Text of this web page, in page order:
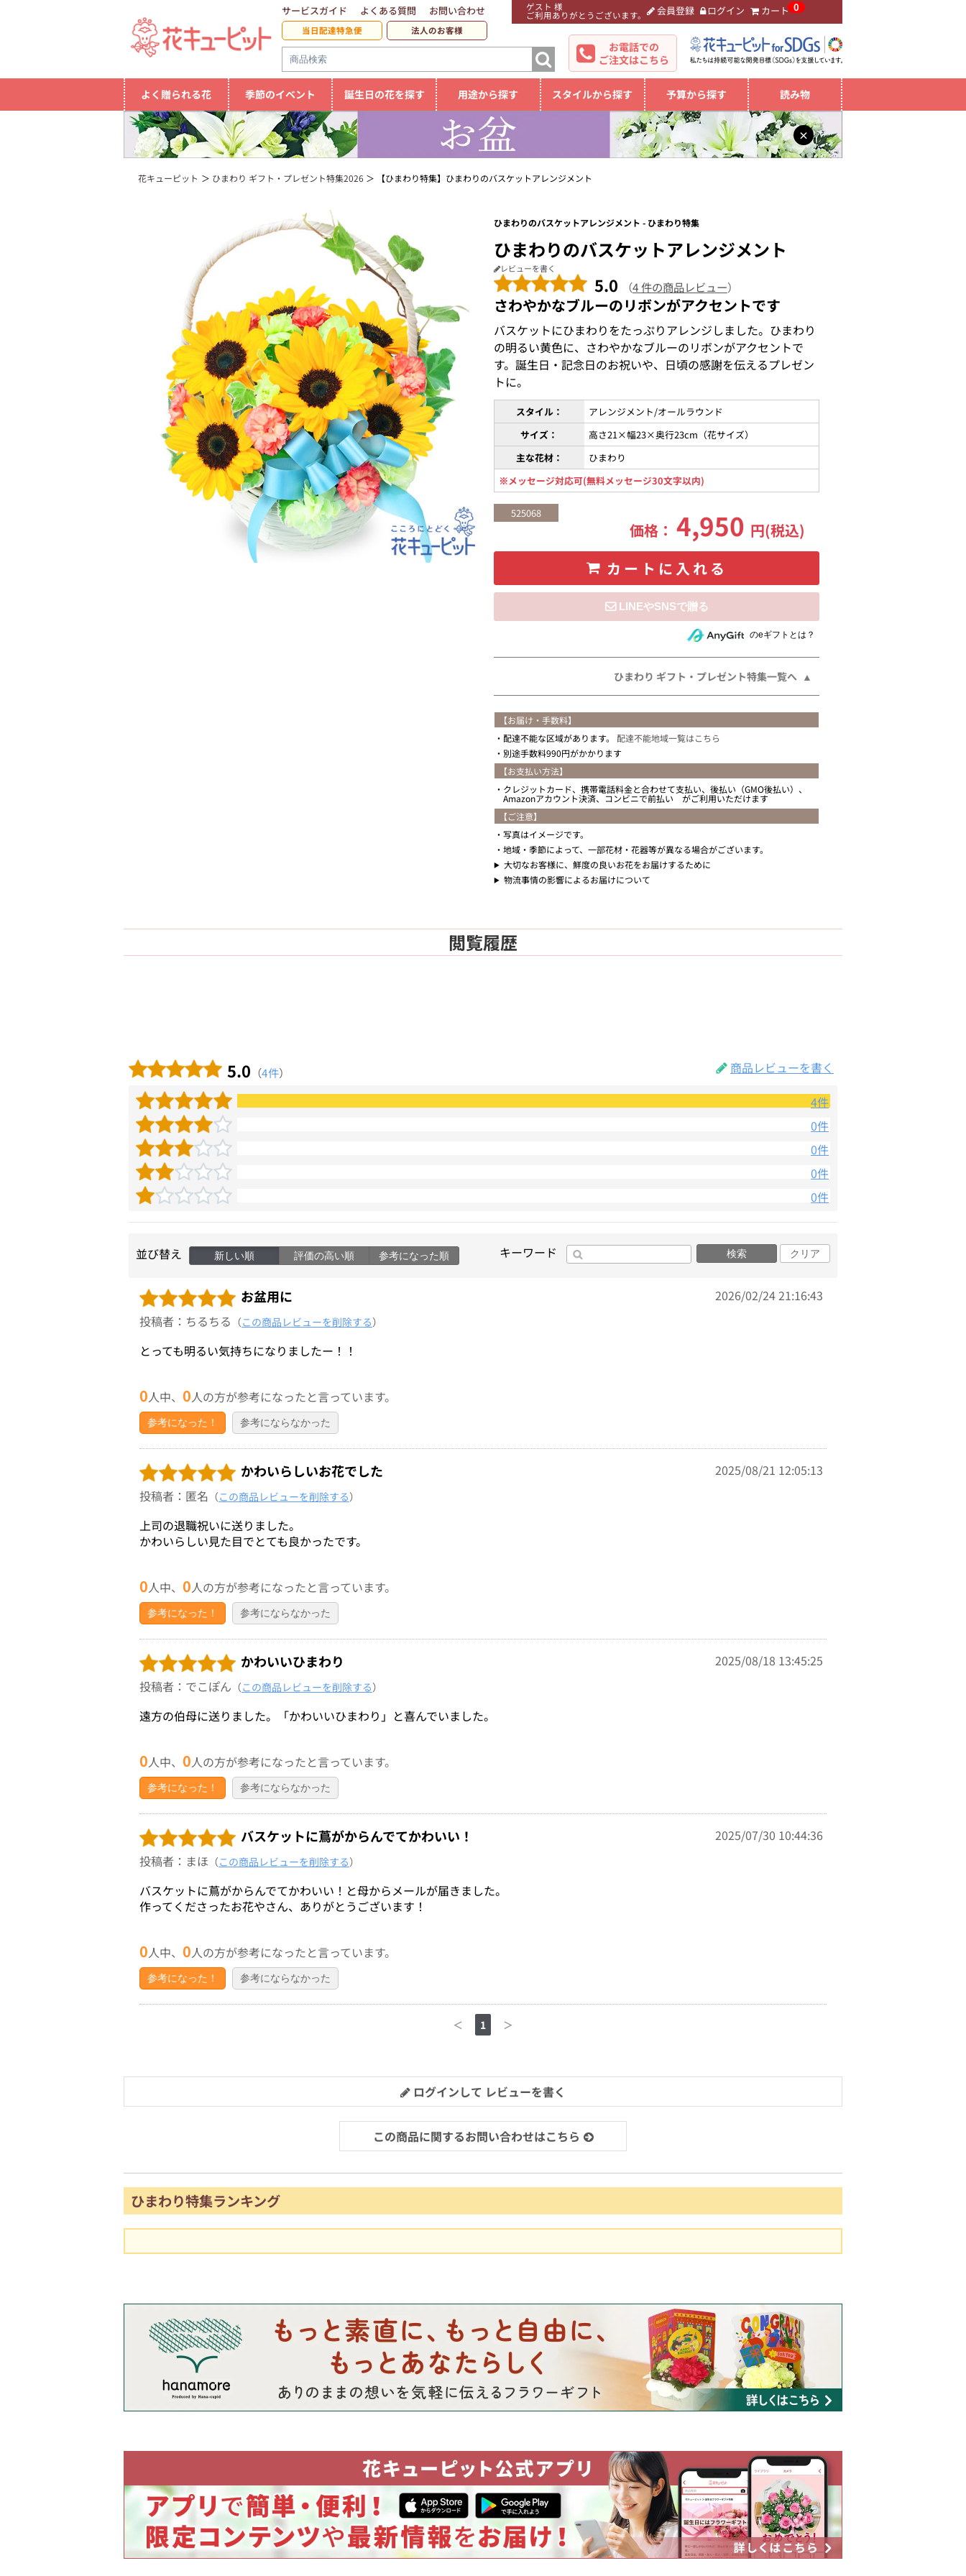
ゲスト 様
ご利用ありがとうございます。 会員登録 ログイン カート 0
サービスガイド よくある質問 お問い合わせ
当日配達特急便 法人のお客様
お電話での
ご注文はこちら
よく贈られる花 季節のイベント 誕生日の花を探す 用途から探す スタイルから探す 予算から探す 読み物
×
花キューピット ひまわり ギフト・プレゼント特集2026 【ひまわり特集】ひまわりのバスケットアレンジメント
ひまわりのバスケットアレンジメント - ひまわり特集
ひまわりのバスケットアレンジメント
レビューを書く
5.0 （4 件の商品レビュー）
さわやかなブルーのリボンがアクセントです
バスケットにひまわりをたっぷりアレンジしました。ひまわり
の明るい黄色に、さわやかなブルーのリボンがアクセントで
す。誕生日・記念日のお祝いや、日頃の感謝を伝えるプレゼン
トに。
スタイル：
アレンジメント/オールラウンド
サイズ：
高さ21×幅23×奥行23cm（花サイズ）
主な花材：
ひまわり
※メッセージ対応可(無料メッセージ30文字以内)
525068
価格：4,950 円(税込)
カートに入れる
住所を知らない相手にeギフトで贈るのeギフトとは？
ひまわり ギフト・プレゼント特集一覧へ
【お届け・手数料】
配達不能な区域があります。 配達不能地域一覧はこちら
別途手数料990円がかかります
【お支払い方法】
クレジットカード、携帯電話料金と合わせて支払い、後払い（GMO後払い）、
Amazonアカウント決済、コンビニで前払い がご利用いただけます
【ご注意】
写真はイメージです。
地域・季節によって、一部花材・花器等が異なる場合がございます。
大切なお客様に、鮮度の良いお花をお届けするために
物流事情の影響によるお届けについて
閲覧履歴
5.0 （4件）
商品レビューを書く
4件
0件
0件
0件
0件
並び替え 新しい順 評価の高い順 参考になった順 キーワード 検索 クリア
お盆用に
2026/02/24 21:16:43
投稿者：ちるちる （この商品レビューを削除する）
とっても明るい気持ちになりましたー！！
0人中、 0人の方が参考になったと言っています。
参考になった！ 参考にならなかった
かわいらしいお花でした
2025/08/21 12:05:13
投稿者：匿名 （この商品レビューを削除する）
上司の退職祝いに送りました。
かわいらしい見た目でとても良かったです。
0人中、 0人の方が参考になったと言っています。
参考になった！ 参考にならなかった
かわいいひまわり
2025/08/18 13:45:25
投稿者：でこぽん （この商品レビューを削除する）
遠方の伯母に送りました。「かわいいひまわり」と喜んでいました。
0人中、 0人の方が参考になったと言っています。
参考になった！ 参考にならなかった
バスケットに蔦がからんでてかわいい！
2025/07/30 10:44:36
投稿者：まほ （この商品レビューを削除する）
バスケットに蔦がからんでてかわいい！と母からメールが届きました。
作ってくださったお花やさん、ありがとうございます！
0人中、 0人の方が参考になったと言っています。
参考になった！ 参考にならなかった
＜ 1 ＞
ログインして レビューを書く
この商品に関するお問い合わせはこちら
ひまわり特集ランキング